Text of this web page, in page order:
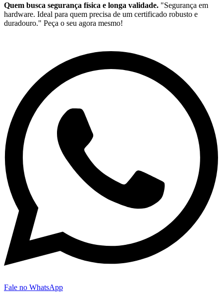
Quem busca segurança física e longa validade. "Segurança em
hardware. Ideal para quem precisa de um certificado robusto e
duradouro." Peça o seu agora mesmo!
Fale no WhatsApp